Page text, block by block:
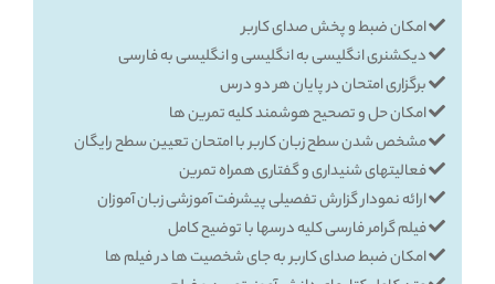
امکان ضبط و پخش صدای کاربر
دیکشنری انگلیسی به انگلیسی و انگلیسی به فارسی
برگزاری امتحان در پایان هر دو درس
امکان حل و تصحیح هوشمند کلیه تمرین ها
مشخص شدن سطح زبان کاربر با امتحان تعیین سطح رایگان
فعالیتهای شنیداری و گفتاری همراه تمرین
ارائه نمودار گزارش تفصیلی پیشرفت آموزشی زبان آموزان
فیلم گرامر فارسی کلیه درسها با توضیح کامل
امکان ضبط صدای کاربر به جای شخصیت ها در فیلم ها